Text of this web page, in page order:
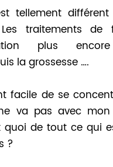
tellement
traitements de
plus
la grossesse ….
facile de se
va pas avec mon
quoi de tout ce qui
?